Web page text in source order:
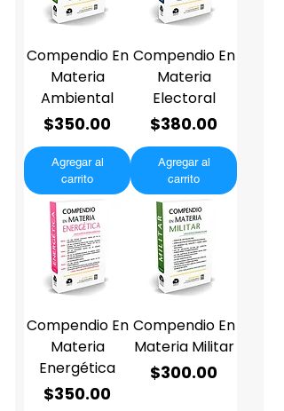
Compendio En
Materia
Ambiental
Precio
$350.00
Agregar al
carrito
Compendio En
Materia
Electoral
Precio
$380.00
Agregar al
carrito
Compendio En
Materia
Energética
Precio
$350.00
Compendio En
Materia Militar
Precio
$300.00